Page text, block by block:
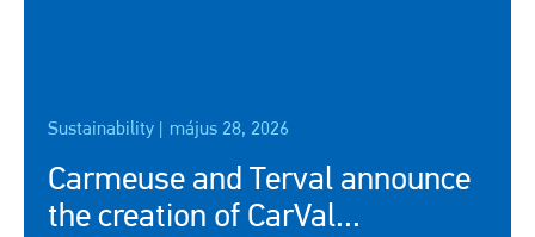
Sustainability | május 28, 2026
Carmeuse and Terval announce
the creation of CarVal...